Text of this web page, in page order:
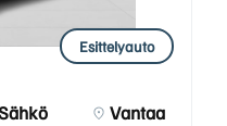
Esittelyauto
Vantaa